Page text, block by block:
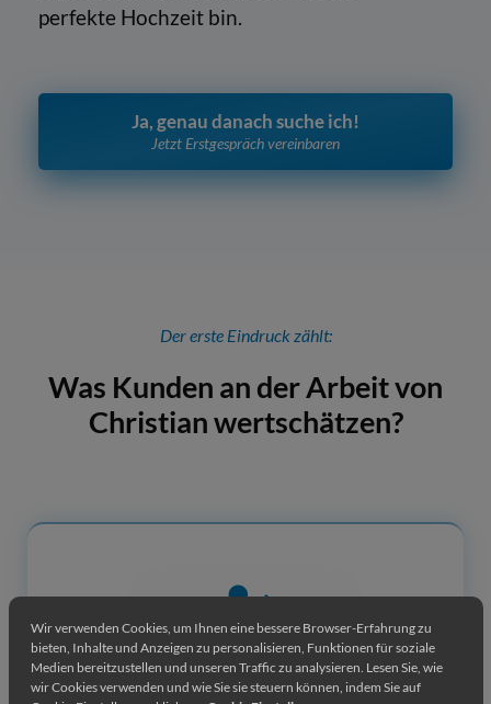
perfekte Hochzeit bin.
Ja, genau danach suche ich!
Jetzt Erstgespräch vereinbaren
Der erste Eindruck zählt:
Was Kunden an der Arbeit von
Christian wertschätzen?
Zuverlässigkeit und Pünktlichkeit
Wir verwenden Cookies, um Ihnen eine bessere Browser-Erfahrung zu
bieten, Inhalte und Anzeigen zu personalisieren, Funktionen für soziale
Medien bereitzustellen und unseren Traffic zu analysieren. Lesen Sie, wie
wir Cookies verwenden und wie Sie sie steuern können, indem Sie auf